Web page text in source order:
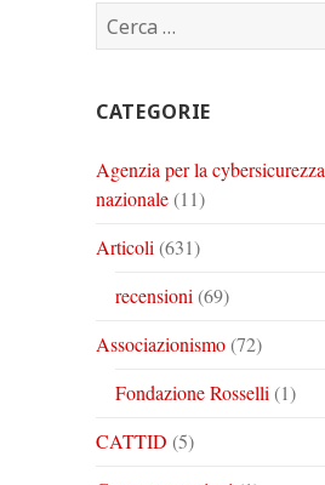
Corinto
su
Corinto
su
su
Ricerca
per:
CATEGORIE
Agenzia per la cybersicurezza
nazionale(11)
Articoli (631)
recensioni (69)
Associazionismo(72)
Fondazione Rosselli (1)
CATTID (5)